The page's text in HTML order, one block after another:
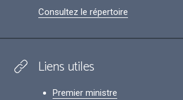
Consultez le répertoire
Liens utiles
Premier ministre